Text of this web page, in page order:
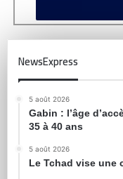
NewsExpress
5 août 2026
Gabin : l’âge
35 à 40 ans
5 août 2026
Le Tchad vise une